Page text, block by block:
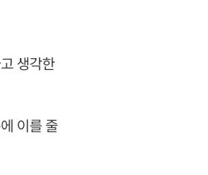
생각한
이를 줄